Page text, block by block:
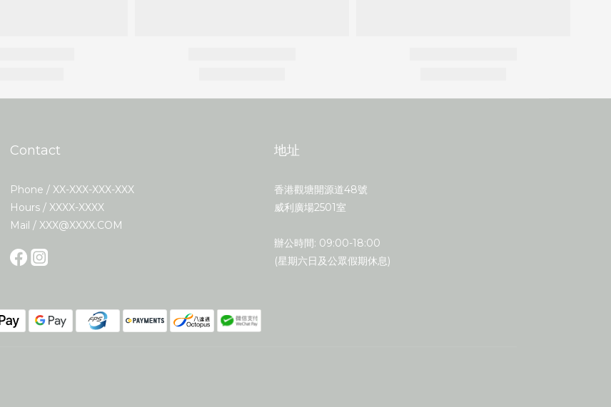
Contact
Phone / XX-XXX-XXX-XXX
Hours / XXXX-XXXX
Mail / XXX@XXXX.COM
地址
香港觀塘開源道48號
威利廣場2501室
辦公時間: 09:00-18:00
(星期六日及公眾假期休息)